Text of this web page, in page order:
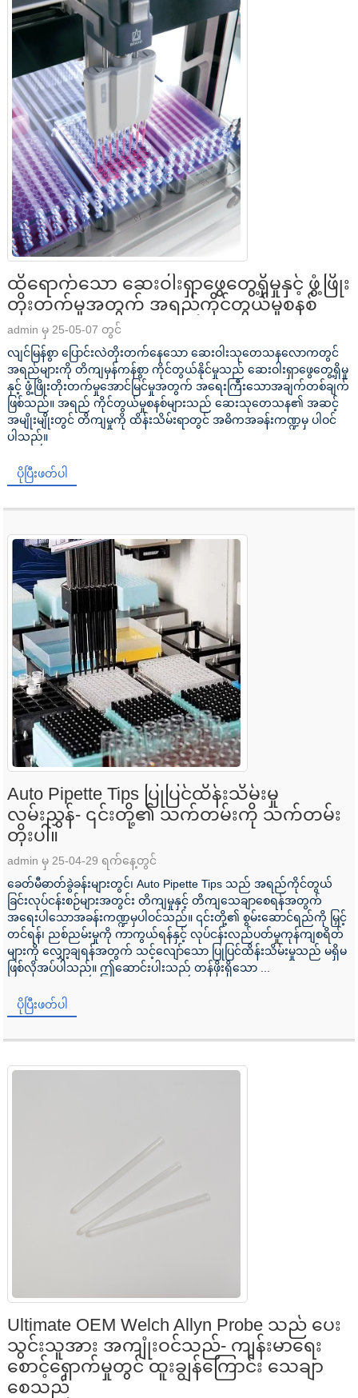
ထိရောက်သော ဆေးဝါးရှာဖွေတွေ့ရှိမှုနှင့် ဖွံ့ဖြိုး
တိုးတက်မှုအတွက် အရည်ကိုင်တွယ်မှုစနစ်
admin မှ 25-05-07 တွင်
လျင်မြန်စွာ ပြောင်းလဲတိုးတက်နေသော ဆေးဝါးသုတေသနလောကတွင်
အရည်များကို တိကျမှန်ကန်စွာ ကိုင်တွယ်နိုင်မှုသည် ဆေးဝါးရှာဖွေတွေ့ရှိမှု
နှင့် ဖွံ့ဖြိုးတိုးတက်မှုအောင်မြင်မှုအတွက် အရေးကြီးသောအချက်တစ်ချက်
ဖြစ်သည်။ အရည် ကိုင်တွယ်မှုစနစ်များသည် ဆေးသုတေသန၏ အဆင့်
အမျိုးမျိုးတွင် တိကျမှုကို ထိန်းသိမ်းရာတွင် အဓိကအခန်းကဏ္ဍမှ ပါဝင်
ပါသည်။
ပိုပြီးဖတ်ပါ
Auto Pipette Tips ပြုပြင်ထိန်းသိမ်းမှု
လမ်းညွှန်- ၎င်းတို့၏ သက်တမ်းကို သက်တမ်း
တိုးပါ။
admin မှ 25-04-29 ရက်နေ့တွင်
ခေတ်မီဓာတ်ခွဲခန်းများတွင်၊ Auto Pipette Tips သည် အရည်ကိုင်တွယ်
ခြင်းလုပ်ငန်းစဉ်များအတွင်း တိကျမှုနှင့် တိကျသေချာစေရန်အတွက်
အရေးပါသောအခန်းကဏ္ဍမှပါဝင်သည်။ ၎င်းတို့၏ စွမ်းဆောင်ရည်ကို မြှင့်
တင်ရန်၊ ညစ်ညမ်းမှုကို ကာကွယ်ရန်နှင့် လုပ်ငန်းလည်ပတ်မှုကုန်ကျစရိတ်
များကို လျှော့ချရန်အတွက် သင့်လျော်သော ပြုပြင်ထိန်းသိမ်းမှုသည် မရှိမ
ဖြစ်လိုအပ်ပါသည်။ ဤဆောင်းပါးသည် တန်ဖိုးရှိသော ...
ပိုပြီးဖတ်ပါ
Ultimate OEM Welch Allyn Probe သည် ပေး
သွင်းသူအား အကျုံးဝင်သည်- ကျန်းမာရေး
စောင့်ရှောက်မှုတွင် ထူးချွန်ကြောင်း သေချာ
စေသည်